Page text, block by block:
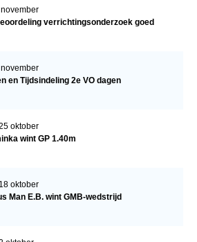
verrichtingsonderzoek goed
en Tijdsindeling 2e VO dagen
oktober
wint GP 1.40m
oktober
Man E.B. wint GMB-wedstrijd